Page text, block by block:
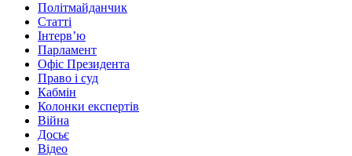
Політмайданчик
Статті
Інтервʼю
Парламент
Офіс Президента
Право і суд
Кабмін
Колонки експертів
Війна
Досьє
Відео